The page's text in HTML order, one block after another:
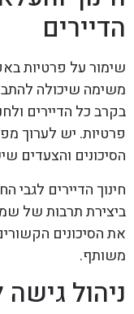
הדיירים
שימור על פרטיות
משימה שיכולה
בקרב כל הדיירים
פרטיות. יש לערוך
הסיכונים והצעדים
חינוך הדיירים לגבי
ביצירת תרבות של
את הסיכונים
משותף.
ניהול